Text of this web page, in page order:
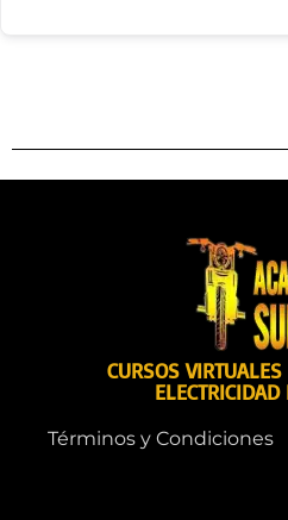
CURSOS
Términos y Condiciones